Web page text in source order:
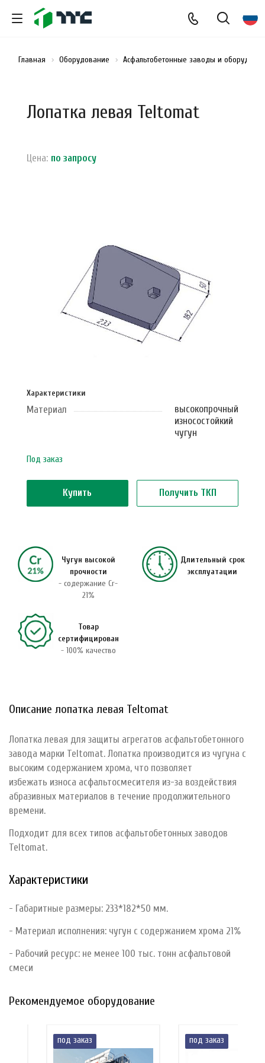
Главная Оборудование Асфальтобетонные заводы и
Лопатка левая Teltomat
Цена: по запросу
Характеристики
Материал
высокопрочный
износостойкий
чугун
Под заказ
Купить Получить ТКП
Чугун высокой
прочности
- содержание Cr-
21%
Длительный срок
эксплуатации
Товар
сертифицирован
- 100% качество
Описание лопатка левая Teltomat
Лопатка левая для защиты агрегатов асфальтобетонного
завода марки Teltomat. Лопатка производится из чугуна с
высоким содержанием хрома, что позволяет
избежать износа асфальтосмесителя из-за воздействия
абразивных материалов в течение продолжительного
времени.
Подходит для всех типов асфальтобетонных заводов
Teltomat.
Характеристики
- Габаритные размеры: 233*182*50 мм.
- Материал исполнения: чугун с содержанием хрома 21%
- Рабочий ресурс: не менее 100 тыс. тонн асфальтовой
смеси
Рекомендуемое оборудование
под заказ под заказ